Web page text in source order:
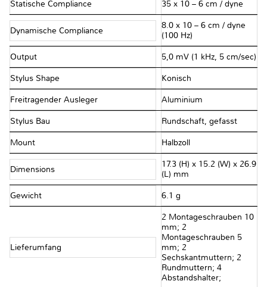
Statische Compliance 35 x 10 – 6 cm / dyne
Dynamische Compliance
8.0 x 10 – 6 cm / dyne
(100 Hz)
Output 5,0 mV (1 kHz, 5 cm/sec)
Stylus Shape Konisch
Freitragender Ausleger Aluminium
Stylus Bau Rundschaft, gefasst
Mount Halbzoll
Dimensions
17.3 (H) x 15.2 (W) x 26.9
(L) mm
Gewicht 6.1 g
Lieferumfang
2 Montageschrauben 10
mm; 2
Montageschrauben 5
mm; 2
Sechskantmuttern; 2
Rundmuttern; 4
Abstandshalter;